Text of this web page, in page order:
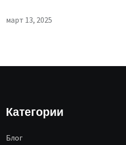
март 13, 2025
Категории
Блог